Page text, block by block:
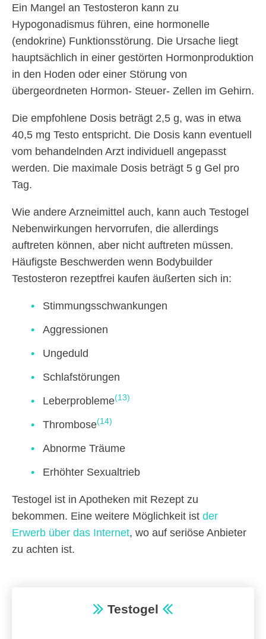
Ein Mangel an Testosteron kann zu
Hypogonadismus führen, eine hormonelle
(endokrine) Funktionsstörung. Die Ursache liegt
hauptsächlich in einer gestörten Hormonproduktion
in den Hoden oder einer Störung von
übergeordneten Hormon- Steuer- Zellen im Gehirn.
Die empfohlene Dosis beträgt 2,5 g, was in etwa
40,5 mg Testo entspricht. Die Dosis kann eventuell
vom behandelnden Arzt individuell angepasst
werden. Die maximale Dosis beträgt 5 g Gel pro
Tag.
Wie andere Arzneimittel auch, kann auch Testogel
Nebenwirkungen hervorrufen, die allerdings
auftreten können, aber nicht auftreten müssen.
Häufigste Beschwerden wenn Bodybuilder
Testosteron rezeptfrei kaufen äußerten sich in:
Stimmungsschwankungen
Aggressionen
Ungeduld
Schlafstörungen
Leberprobleme(13)
Thrombose(14)
Abnorme Träume
Erhöhter Sexualtrieb
Testogel ist in Apotheken mit Rezept zu
bekommen. Eine weitere Möglichkeit ist der
Erwerb über das Internet, wo auf seriöse Anbieter
zu achten ist.
Testogel